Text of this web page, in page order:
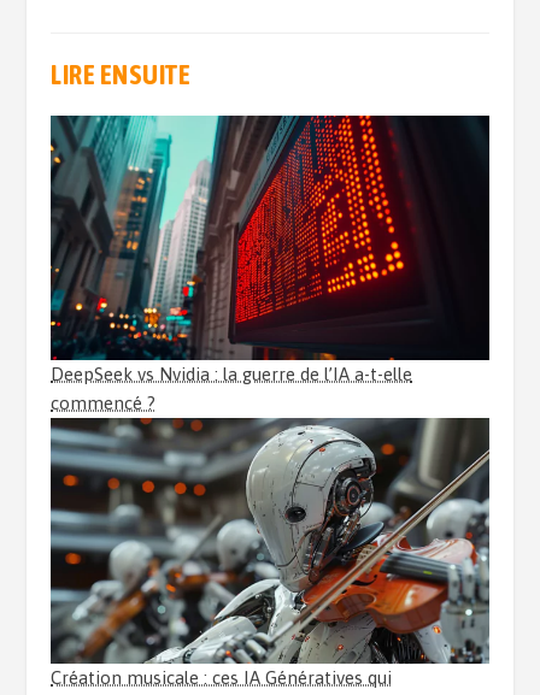
LIRE ENSUITE
DeepSeek vs Nvidia : la guerre de l’IA a-t-elle
commencé ?
Création musicale : ces IA Génératives qui